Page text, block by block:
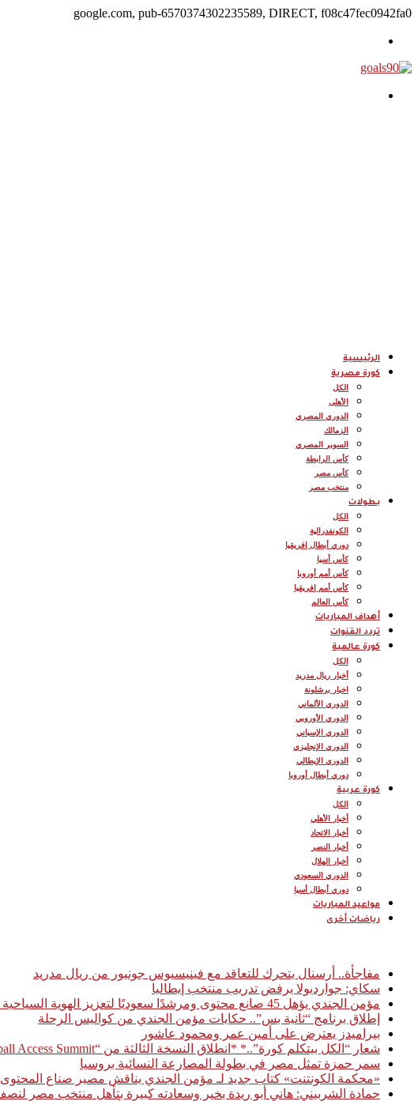
google.com, pub-6570374302235589, DIRECT, f08c47fec0942fa0
الرئيسية
كورة مصرية
الكل
الأهلى
الدوري المصري
الزمالك
السوبر المصري
كأس الرابطة
كأس مصر
منتخب مصر
بطولات
الكل
الكونفدرالية
دوري أبطال إفريقيا
كأس أسيا
كأس أمم أوروبا
كأس أمم إفريقيا
كأس العالم
أهداف المباريات
تردد القنوات
كورة عالمية
الكل
أخبار ريال مدريد
اخبار برشلونة
الدوري الألماني
الدوري الأوروبي
الدوري الإسباني
الدوري الإنجليزي
الدوري الإيطالي
دوري أبطال أوروبا
كورة عربية
الكل
أخبار الأهلي
أخبار الاتحاد
أخبار النصر
أخبار الهلال
الدوري السعودي
دوري أبطال أسيا
مواعيد المباريات
رياضات أخرى
مفاجأة.. أرسنال يتحرك للتعاقد مع فينيسيوس جونيور من ريال مدريد
سكاي: جوارديولا يرفض تدريب منتخب إيطاليا
مؤمن الجندي يؤهل 45 صانع محتوى ومرشدًا سعوديًا لتعزيز الهوية السياحية الرقمية للمملكة
إطلاق برنامج “ثانية بس”.. حكايات مؤمن الجندي من كواليس الرحلة
بيراميدز يعترض على أمين عمر ومحمود عاشور
شعار “الكل بيتكلم كورة”..* *انطلاق النسخة الثالثة من “Football Access Summit” بمشاركة نخبة من قادة صناعة كرة القدم العالمية* *القاهرة 03 فبراير 2026
سمر حمزة تمثل مصر في بطولة المصارعة النسائية بروسيا
«محكمة الكونتنت» كتاب جديد لـ مؤمن الجندي يناقش مصير صناع
حمادة الشربيني: هاني أبو ريدة بخير وسعادته كبيرة بتأهل منتخب مصر